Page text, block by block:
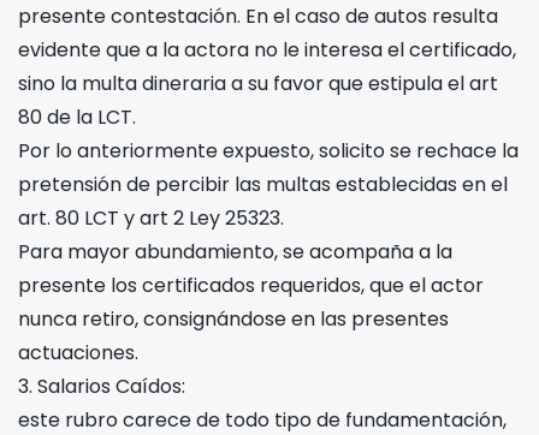
presente contestación. En el caso de autos resulta
evidente que a la actora no le interesa el certificado,
sino la multa dineraria a su favor que estipula el art
80 de la LCT.
Por lo anteriormente expuesto, solicito se rechace la
pretensión de percibir las multas establecidas en el
art. 80 LCT y art 2 Ley 25323.
Para mayor abundamiento, se acompaña a la
presente los certificados requeridos, que el actor
nunca retiro, consignándose en las presentes
actuaciones.
3. Salarios Caídos:
este rubro carece de todo tipo de fundamentación,